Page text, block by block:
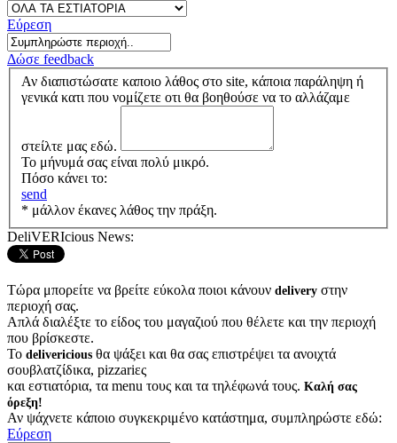
Εύρεση
Δώσε feedback
Αν διαπιστώσατε καποιο λάθος στο site, κάποια παράληψη ή
γενικά κατι που νομίζετε οτι θα βοηθούσε να το αλλάζαμε
στείλτε μας εδώ.
Το μήνυμά σας είναι πολύ μικρό.
Πόσο κάνει το:
send
* μάλλον έκανες λάθος την πράξη.
DeliVERIcious News:
Τώρα μπορείτε να βρείτε εύκολα ποιοι κάνουν delivery στην
περιοχή σας.
Απλά διαλέξτε το είδος του μαγαζιού που θέλετε και την περιοχή
που βρίσκεστε.
Το delivericious θα ψάξει και θα σας επιστρέψει τα ανοιχτά
σουβλατζίδικα, pizzariες
και εστιατόρια, τα menu τους και τα τηλέφωνά τους. Καλή σας
όρεξη!
Αν ψάχνετε κάποιο συγκεκριμένο κατάστημα, συμπληρώστε εδώ:
Εύρεση